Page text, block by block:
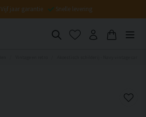
Vijf jaar garantie Snelle levering